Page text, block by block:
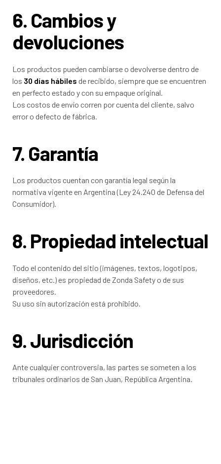
6. Cambios y
devoluciones
Los productos pueden cambiarse o devolverse dentro de
los 30 días hábiles de recibido, siempre que se encuentren
en perfecto estado y con su empaque original.
Los costos de envío corren por cuenta del cliente, salvo
error o defecto de fábrica.
7. Garantía
Los productos cuentan con garantía legal según la
normativa vigente en Argentina (Ley 24.240 de Defensa del
Consumidor).
8. Propiedad intelectual
Todo el contenido del sitio (imágenes, textos, logotipos,
diseños, etc.) es propiedad de Zonda Safety o de sus
proveedores.
Su uso sin autorización está prohibido.
9. Jurisdicción
Ante cualquier controversia, las partes se someten a los
tribunales ordinarios de San Juan, República Argentina.